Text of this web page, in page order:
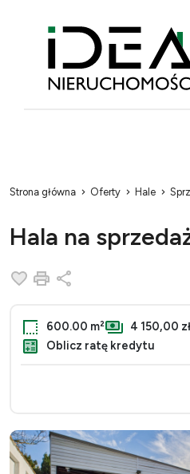
Strona główna Oferty Hale
Hala na
Dodaj do ulubionych
Drukuj
600.00 m² 4 150,00
Oblicz ratę kredytu